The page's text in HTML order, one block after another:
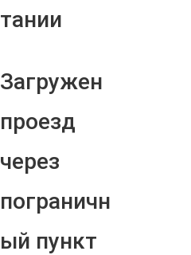
тании
Загружен
проезд
через
пограничн
ый пункт